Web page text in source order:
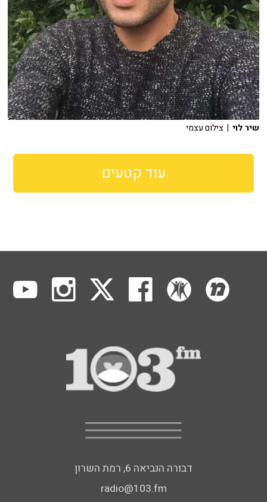
שיר לוי | צילום עצמי
עוד קטעים
דבורה הנביאה 6, רמת השרון
radio@103.fm